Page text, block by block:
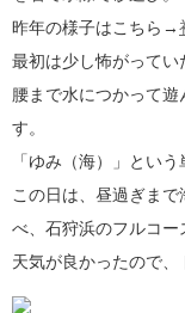
昨年の様子はこちら→
最初は少し怖がってい
腰まで水につかって
す。
「ゆみ（海）」とい
この日は、昼過ぎま
べ、石狩浜のフルコー
天気が良かったので、